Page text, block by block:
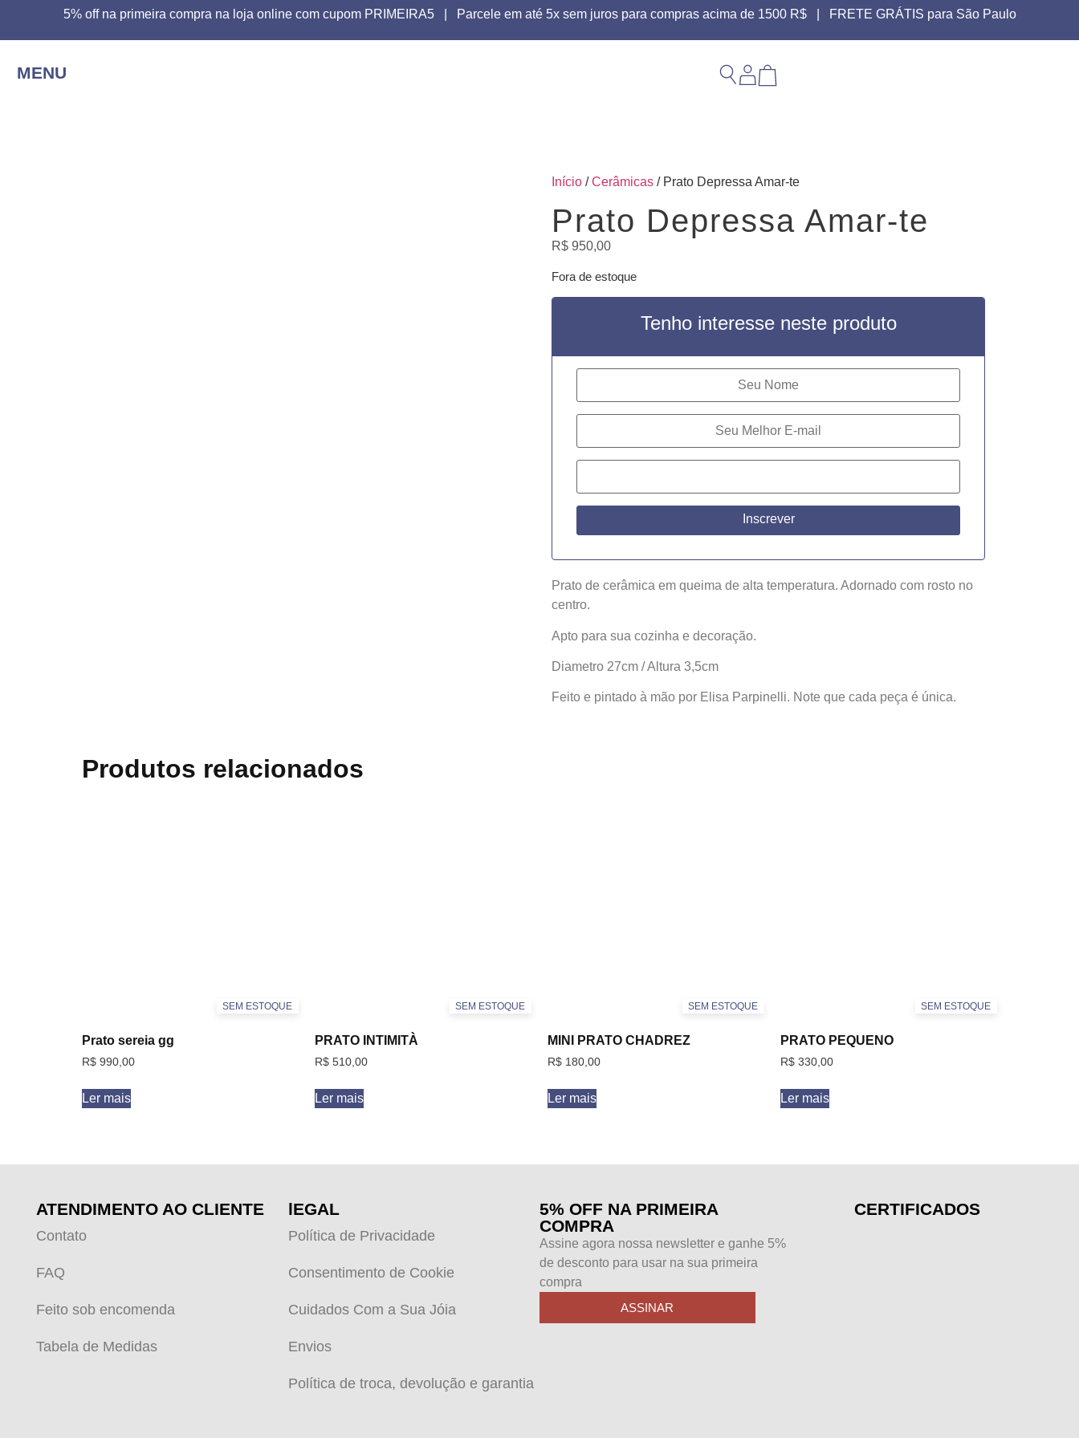
5% off na primeira compra na loja online com cupom PRIMEIRA5 | Parcele em até 5x sem juros para compras acima de 1500 R$ | FRETE GRÁTIS para São Paulo
MENU
Início /Cerâmicas / Prato Depressa Amar-te
Prato Depressa Amar-te
R$ 950,00
Fora de estoque
Tenho interesse neste produto
Inscrever
Prato de cerâmica em queima de alta temperatura. Adornado com rosto no
centro.
Apto para sua cozinha e decoração.
Diametro 27cm / Altura 3,5cm
Feito e pintado à mão por Elisa Parpinelli. Note que cada peça é única.
Produtos relacionados
SEM ESTOQUE
Prato sereia gg
R$ 990,00
Ler mais
SEM ESTOQUE
PRATO INTIMITÀ
R$ 510,00
Ler mais
SEM ESTOQUE
MINI PRATO CHADREZ
R$ 180,00
Ler mais
SEM ESTOQUE
PRATO PEQUENO
R$ 330,00
Ler mais
ATENDIMENTO AO CLIENTE
Contato
FAQ
Feito sob encomenda
Tabela de Medidas
lEGAL
Política de Privacidade
Consentimento de Cookie
Cuidados Com a Sua Jóia
Envios
Política de troca, devolução e garantia
5% OFF NA PRIMEIRA
COMPRA
Assine agora nossa newsletter e ganhe 5%
de desconto para usar na sua primeira
compra
ASSINAR
CERTIFICADOS